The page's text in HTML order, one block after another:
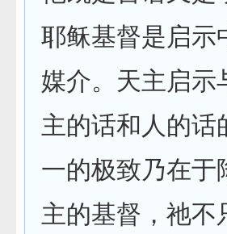
耶稣基督是启示
媒介。天主启示
主的话和人的话
一的极致乃在于
主的基督，祂不